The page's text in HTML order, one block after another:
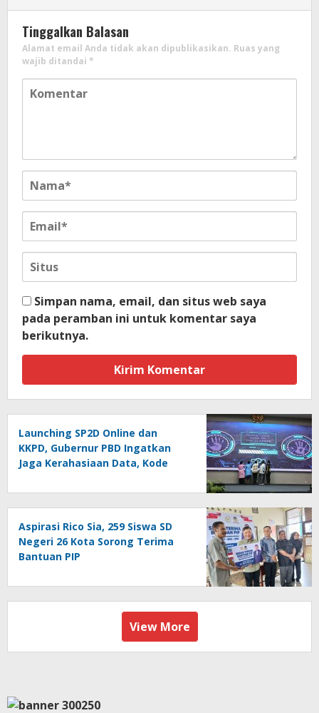
Tinggalkan Balasan
Alamat email Anda tidak akan dipublikasikan. Ruas yang
wajib ditandai *
Simpan nama, email, dan situs web saya
pada peramban ini untuk komentar saya
berikutnya.
Launching SP2D Online dan
KKPD, Gubernur PBD Ingatkan
Jaga Kerahasiaan Data, Kode
Aspirasi Rico Sia, 259 Siswa SD
Negeri 26 Kota Sorong Terima
Bantuan PIP
View More